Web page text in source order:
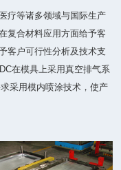
疗等诸多领域与国际生产
复合材料应用方面给予客
客户可行性分析及技术支
在模具上采用真空排气系
采用模内喷涂技术，使产